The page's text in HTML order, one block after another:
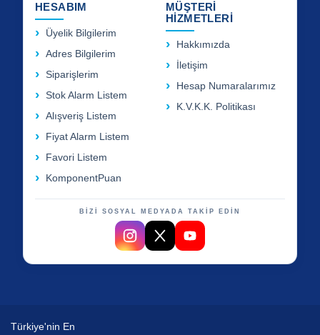
HESABIM
Üyelik Bilgilerim
Adres Bilgilerim
Siparişlerim
Stok Alarm Listem
Alışveriş Listem
Fiyat Alarm Listem
Favori Listem
KomponentPuan
MÜŞTERİ
HİZMETLERİ
Hakkımızda
İletişim
Hesap Numaralarımız
K.V.K.K. Politikası
BİZİ SOSYAL MEDYADA TAKİP EDİN
Türkiye'nin En